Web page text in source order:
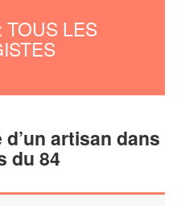
TOUS LES
artisan dans
du 84